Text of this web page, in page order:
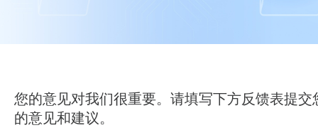
您的意见对我们很重要。请填写下方反馈表提交
的意见和建议。